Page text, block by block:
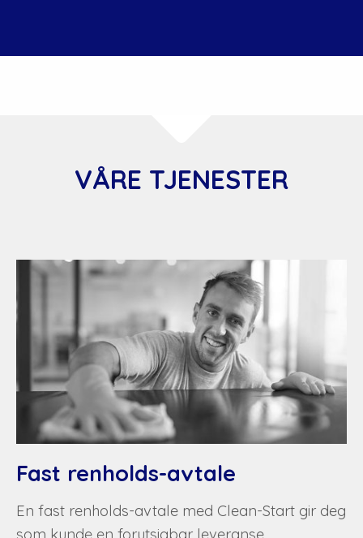
VÅRE TJENESTER
Fast renholds-avtale
En fast renholds-avtale med Clean-Start gir deg